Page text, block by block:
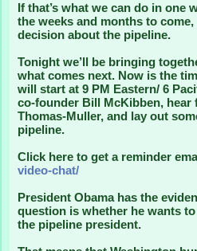
If that’s what we can do in one
the weeks and months to
decision about the pipeline.
Tonight we’ll be bringing
what comes next. Now is the
will start at 9 PM Eastern/ 6
co-founder Bill McKibben, hear
Thomas-Muller, and lay out
pipeline.
Click here to get a reminder
video-chat/
President Obama has the
question is whether he wants
the pipeline president.